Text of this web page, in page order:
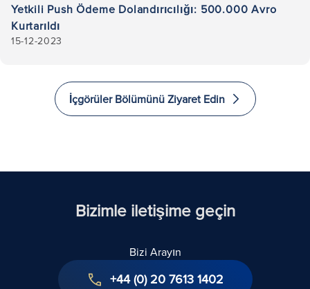
Yetkili Push Ödeme Dolandırıcılığı: 500.000 Avro
Kurtarıldı
15-12-2023
İçgörüler Bölümünü Ziyaret Edin
Bizimle iletişime geçin
Bizi Arayın
+44 (0) 20 7613 1402